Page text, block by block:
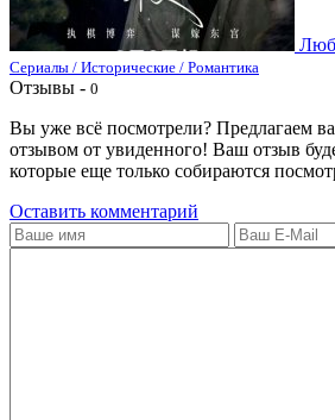
Сериалы / Исторические / Романтика
Отзывы - 0
Вы уже всё посмотрели? Предлагаем
отзывом от увиденного! Ваш отзыв
которые еще только собираются
Оставить комментарий